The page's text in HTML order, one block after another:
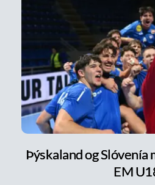
Þýskaland og
EM